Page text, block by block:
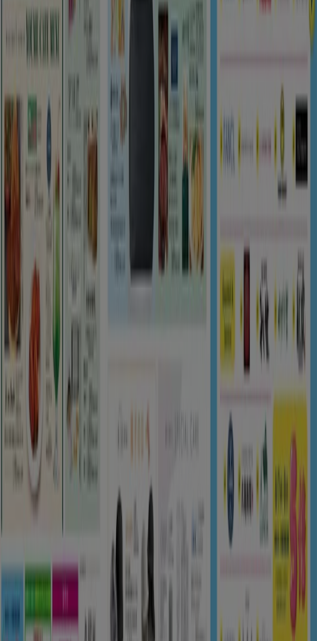
Tiendeoは世界中でのローカルショッピングを改革するIT企
業Shopfullyの一社です。
Tiendeo
私たちが行うこと
ビジネスソリューションをみる
ニュース・メディア